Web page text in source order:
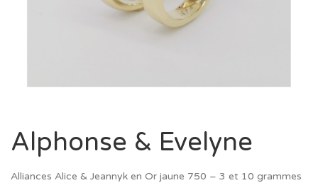
Alphonse & Evelyne
Alliances Alice & Jeannyk en Or jaune 750 – 3 et 10 grammes